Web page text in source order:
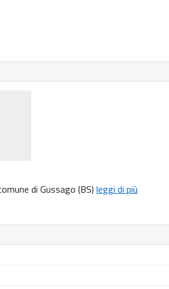
di Gussago (BS) leggi di più